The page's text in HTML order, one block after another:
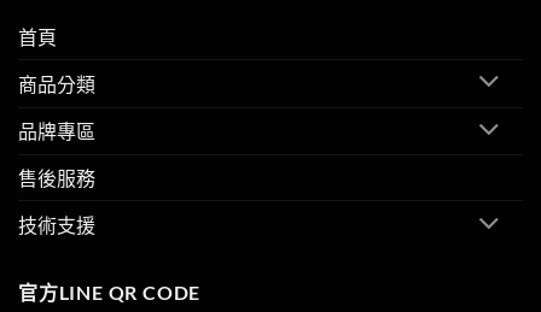
首頁
商品分類
品牌專區
售後服務
技術支援
官方LINE QR CODE